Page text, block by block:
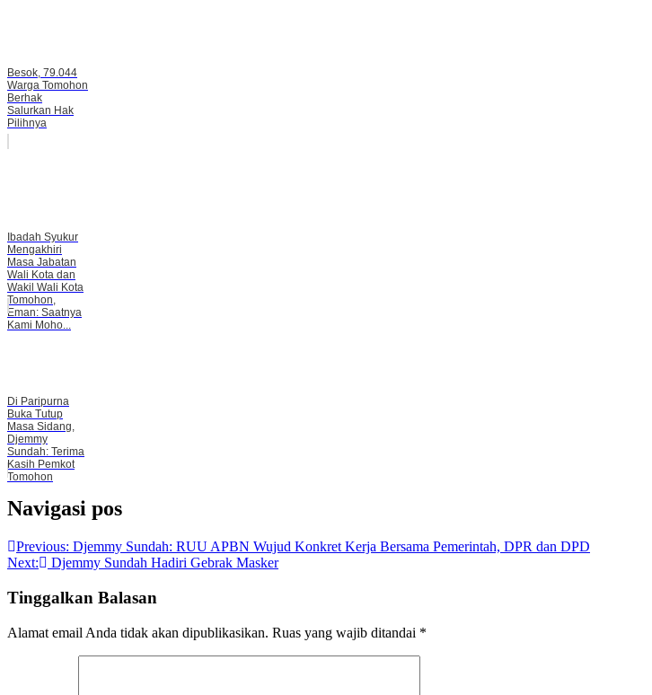
Besok, 79.044
Warga Tomohon
Berhak
Salurkan Hak
Pilihnya
Ibadah Syukur
Mengakhiri
Masa Jabatan
Wali Kota dan
Wakil Wali Kota
Tomohon,
Eman: Saatnya
Kami Moho...
Di Paripurna
Buka Tutup
Masa Sidang,
Djemmy
Sundah: Terima
Kasih Pemkot
Tomohon
Navigasi pos
Previous: Djemmy Sundah: RUU APBN Wujud Konkret Kerja Bersama Pemerintah, DPR dan DPD
Next:
Djemmy Sundah Hadiri Gebrak Masker
Tinggalkan Balasan
Alamat email Anda tidak akan dipublikasikan. Ruas yang wajib ditandai *